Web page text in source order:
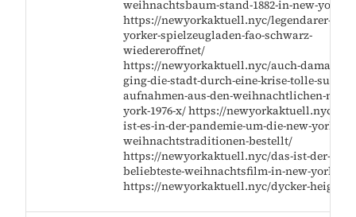
weihnachtsbaum-stand-1882-in-new-york/
https://newyorkaktuell.nyc/legendarer-new-
yorker-spielzeugladen-fao-schwarz-
wiedereroffnet/
https://newyorkaktuell.nyc/auch-damals-
ging-die-stadt-durch-eine-krise-tolle-super-
aufnahmen-aus-den-weihnachtlichen-new-
york-1976-x/ https://newyorkaktuell.nyc/so-
ist-es-in-der-pandemie-um-die-new-yorker-
weihnachtstraditionen-bestellt/
https://newyorkaktuell.nyc/das-ist-der-
beliebteste-weihnachtsfilm-in-new-york/
https://newyorkaktuell.nyc/dycker-